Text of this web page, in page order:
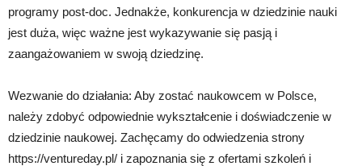
programy post-doc. Jednakże, konkurencja w dziedzinie nauki
jest duża, więc ważne jest wykazywanie się pasją i
zaangażowaniem w swoją dziedzinę.
Wezwanie do działania: Aby zostać naukowcem w Polsce,
należy zdobyć odpowiednie wykształcenie i doświadczenie w
dziedzinie naukowej. Zachęcamy do odwiedzenia strony
https://ventureday.pl/ i zapoznania się z ofertami szkoleń i